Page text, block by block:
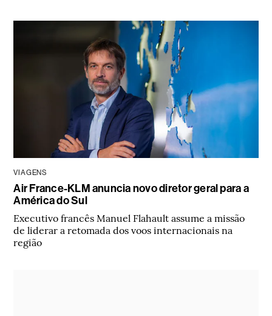
VIAGENS
Air France-KLM anuncia novo diretor geral para a
América do Sul
Executivo francês Manuel Flahault assume a missão
de liderar a retomada dos voos internacionais na
região